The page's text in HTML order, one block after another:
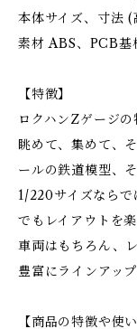
本体サイズ、寸法
素材 ABS、PCB基
【特徴】
ロクハンZゲージの
眺めて、集めて、
ールの鉄道模型、
1/220サイズなら
でもレイアウトを
車両はもちろん、
豊富にラインアッ
【商品の特徴や使